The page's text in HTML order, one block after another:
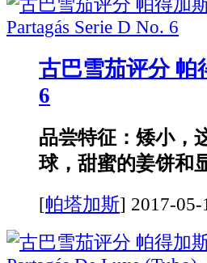
古巴雪茄评分 帕
6
品尝特征：矮小，
球，甜蜜的姜饼和
[帕塔加斯] 2017-